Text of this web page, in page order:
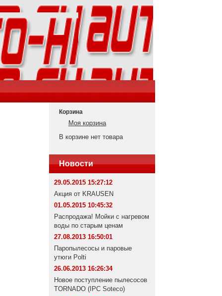
Корзина
Моя корзина
В корзине нет товара
Новости
29.05.2015 15:27:12
Акция от KRAUSEN
01.05.2015 10:45:32
Распродажа! Мойки с нагревом
воды по старым ценам
27.08.2013 16:50:01
Паропылесосы и паровые
утюги Polti
26.06.2013 16:26:34
Новое поступление пылесосов
TORNADO (IPC Soteco)